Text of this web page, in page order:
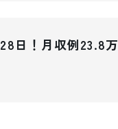
日！月収例23.8